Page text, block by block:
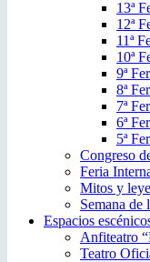
13ª
12ª
11ª
10ª
9ª
8ª
7ª
6ª
5ª
Congreso
Feria
Mitos y
Semana de
Espacios
Anfiteatro
Teatro